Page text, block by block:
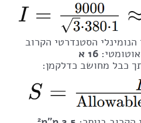
הסטנדרטי הקרוב
16 א
כבל מחושב כדלקמן: